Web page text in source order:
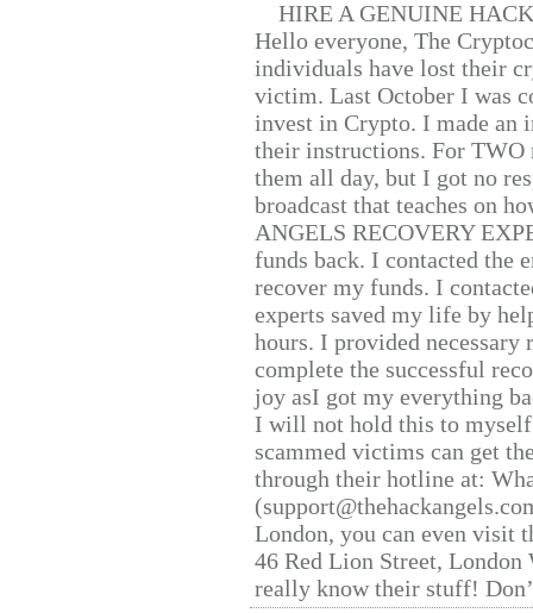
HIRE A GENUINE
Hello everyone, The
individuals have lost their
victim. Last October I was
invest in Crypto. I made
their instructions. For TWO
them all day, but I got no
broadcast that teaches on
ANGELS RECOVERY
funds back. I contacted the
recover my funds. I
experts saved my life by
hours. I provided
complete the successful
joy asI got my everything
I will not hold this to
scammed victims can get
through their hotline at:
London, you can even visit
46 Red Lion Street, London
really know their stuff!